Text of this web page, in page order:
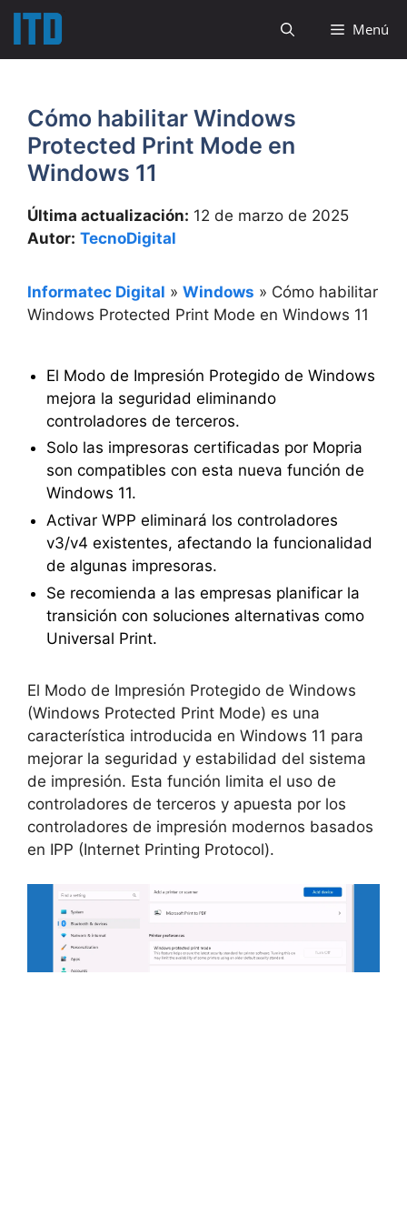
Saltar
contenido
Menú
Cómo habilitar Windows
Protected Print Mode en
Windows 11
Última actualización: 12 de marzo de 2025
Autor: TecnoDigital
Informatec Digital » Windows » Cómo habilitar
Windows Protected Print Mode en Windows 11
El Modo de Impresión Protegido de Windows
mejora la seguridad eliminando
controladores de terceros.
Solo las impresoras certificadas por Mopria
son compatibles con esta nueva función de
Windows 11.
Activar WPP eliminará los controladores
v3/v4 existentes, afectando la funcionalidad
de algunas impresoras.
Se recomienda a las empresas planificar la
transición con soluciones alternativas como
Universal Print.
El Modo de Impresión Protegido de Windows
(Windows Protected Print Mode) es una
característica introducida en Windows 11 para
mejorar la seguridad y estabilidad del sistema
de impresión. Esta función limita el uso de
controladores de terceros y apuesta por los
controladores de impresión modernos basados
en IPP (Internet Printing Protocol).